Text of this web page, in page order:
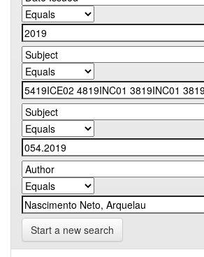
Start a new search